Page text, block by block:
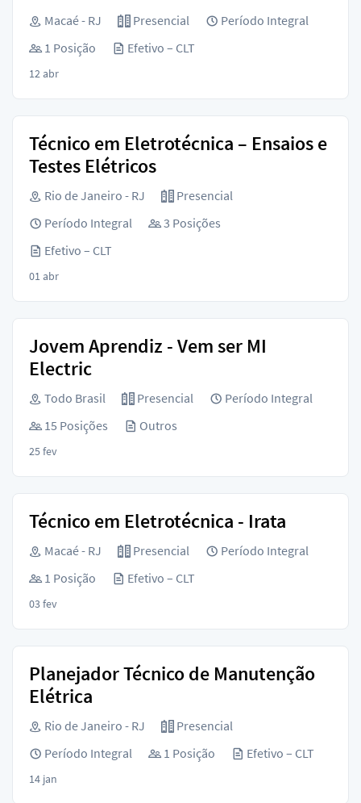
Macaé - RJ Presencial
Período Integral
1 Posição
Efetivo – CLT
12 abr
Técnico em Eletrotécnica – Ensaios e
Testes Elétricos
Rio de Janeiro - RJ
Presencial
Período Integral
3 Posições
Efetivo – CLT
01 abr
Jovem Aprendiz - Vem ser MI
Electric
Todo Brasil Presencial
Período Integral
15 Posições
Outros
25 fev
Técnico em Eletrotécnica - Irata
Macaé - RJ Presencial
Período Integral
1 Posição
Efetivo – CLT
03 fev
Planejador Técnico de Manutenção
Elétrica
Rio de Janeiro - RJ
Presencial
Período Integral
1 Posição Efetivo – CLT
14 jan